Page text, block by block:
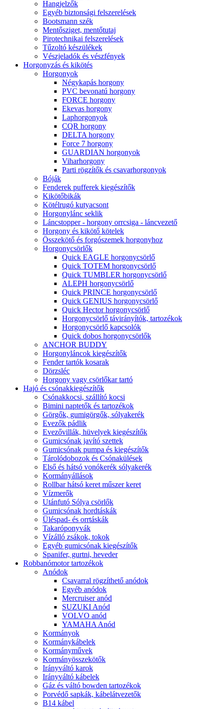
Hangjelzők
Egyéb biztonsági felszerelések
Bootsmann szék
Mentősziget, mentőtutaj
Pirotechnikai felszerelések
Tűzoltó készülékek
Vészjeladók és vészfények
Horgonyzás és kikötés
Horgonyok
Négykapás horgony
PVC bevonatú horgony
FORCE horgony
Ekevas horgony
Laphorgonyok
CQR horgony
DELTA horgony
Force 7 horgony
GUARDIAN horgonyok
Viharhorgony
Parti rögzítők és csavarhorgonyok
Bóják
Fenderek pufferek kiegészítők
Kikötőbikák
Kötélrugó kutyacsont
Horgonylánc seklik
Láncstopper - horgony orrcsiga - láncvezető
Horgony és kikötő kötelek
Összekötő és forgószemek horgonyhoz
Horgonycsörlők
Quick EAGLE horgonycsörlő
Quick TOTEM horgonycsörlő
Quick TUMBLER horgonycsörlő
ALEPH horgonycsörlő
Quick PRINCE horgonycsörlő
Quick GENIUS horgonycsörlő
Quick Hector horgonycsörlő
Horgonycsörlő távirányítók, tartozékok
Horgonycsörlő kapcsolók
Quick dobos horgonycsörlők
ANCHOR BUDDY
Horgonyláncok kiegészítők
Fender tartók kosarak
Dörzsléc
Horgony vagy csörlőkar tartó
Hajó és csónakkiegészítők
Csónakkocsi, szállító kocsi
Bimini naptetők és tartozékok
Görgők, gumigörgők, sólyakerék
Evezők pádlik
Evezővillák, hüvelyek kiegészítők
Gumicsónak javító szettek
Gumicsónak pumpa és kiegészítők
Tárolódobozok és Csónakülések
Első és hátsó vonókerék sólyakerék
Kormányállások
Rollbar hátsó keret műszer keret
Vízmerők
Utánfutó Sólya csörlők
Gumicsónak hordtáskák
Üléspad- és orrtáskák
Takaróponyvák
Vízálló zsákok, tokok
Egyéb gumicsónak kiegészítők
Spanifer, gurtni, heveder
Robbanómotor tartozékok
Anódok
Csavarral rögzíthető anódok
Egyéb anódok
Mercruiser anód
SUZUKI Anód
VOLVO anód
YAMAHA Anód
Kormányok
Kormánykábelek
Kormányművek
Kormányösszekötők
Irányváltó karok
Irányváltó kábelek
Gáz és váltó bowden tartozékok
Porvédő sapkák, kábelátvezetők
B14 kábel